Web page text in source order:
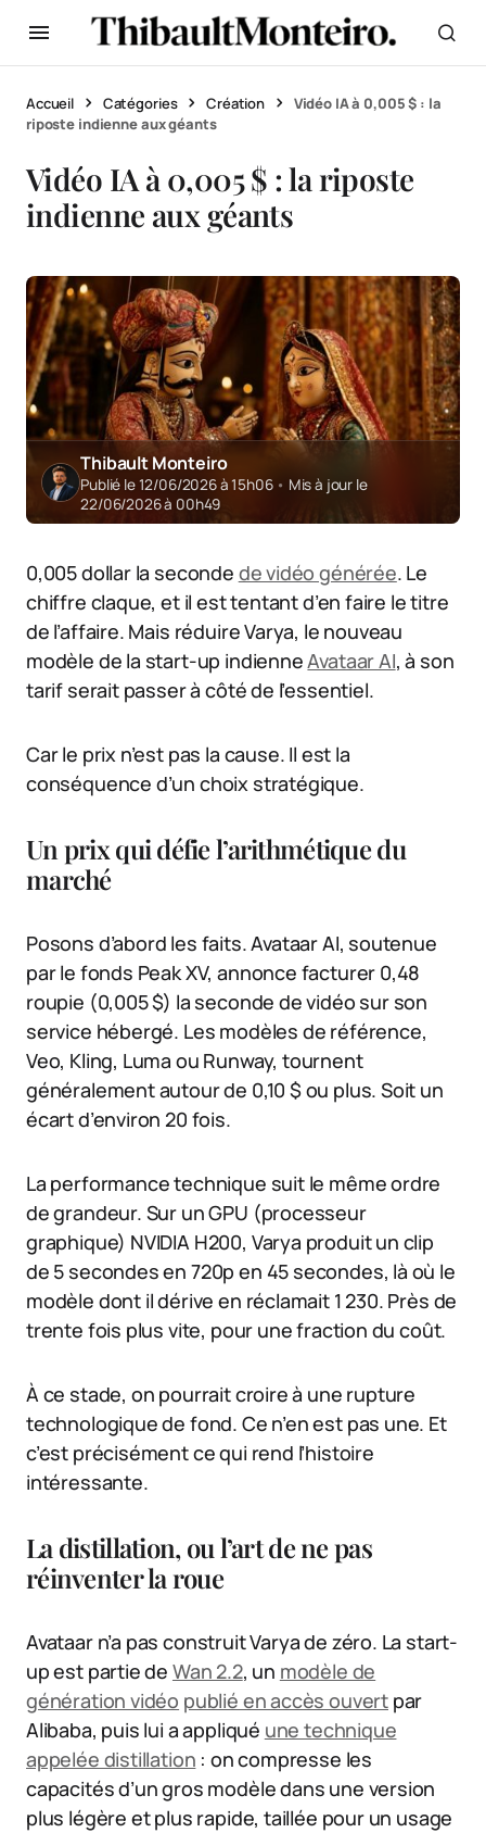
Accueil Catégories Création
Vidéo IA à 0,005 $ : la
riposte indienne aux géants
Vidéo IA à 0,005 $ : la riposte
indienne aux géants
Thibault Monteiro
Publié le 12/06/2026 à 15h06 • Mis à jour le
22/06/2026 à 00h49
0,005 dollar la seconde de vidéo générée. Le
chiffre claque, et il est tentant d’en faire le titre
de l’affaire. Mais réduire Varya, le nouveau
modèle de la start-up indienneAvataar AI, à son
tarif serait passer à côté de l’essentiel.
Car le prix n’est pas la cause. Il est la
conséquence d’un choix stratégique.
Un prix qui défie l’arithmétique du
marché
Posons d’abord les faits. Avataar AI, soutenue
par le fonds Peak XV, annonce facturer 0,48
roupie (0,005 $) la seconde de vidéo sur son
service hébergé. Les modèles de référence,
Veo, Kling, Luma ou Runway, tournent
généralement autour de 0,10 $ ou plus. Soit un
écart d’environ 20 fois.
La performance technique suit le même ordre
de grandeur. Sur un GPU (processeur
graphique) NVIDIA H200, Varya produit un clip
de 5 secondes en 720p en 45 secondes, là où le
modèle dont il dérive en réclamait 1 230. Près de
trente fois plus vite, pour une fraction du coût.
À ce stade, on pourrait croire à une rupture
technologique de fond. Ce n’en est pas une. Et
c’est précisément ce qui rend l’histoire
intéressante.
La distillation, ou l’art de ne pas
réinventer la roue
Avataar n’a pas construit Varya de zéro. La start-
up est partie de Wan 2.2, un modèle de
génération vidéo publié en accès ouvert par
Alibaba, puis lui a appliqué une technique
appelée distillation : on compresse les
capacités d’un gros modèle dans une version
plus légère et plus rapide, taillée pour un usage